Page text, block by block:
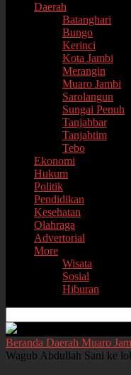
Daerah
Batanghari
Bungo
Kerinci
Kota Jambi
Merangin
Muaro Jambi
Sarolangun
Sungai Penuh
Tanjabbar
Tanjabtim
Tebo
Ekonomi
Hukum
Politik
Pendidikan
Kesehatan
Olahraga
Advertorial
More
Wisata
Sosial
Hiburan
Beranda Daerah Muaro
Wagub Abdullah Sani ke